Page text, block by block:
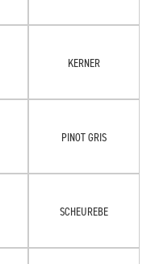
KERNER
PINOT GRIS
SCHEUREBE